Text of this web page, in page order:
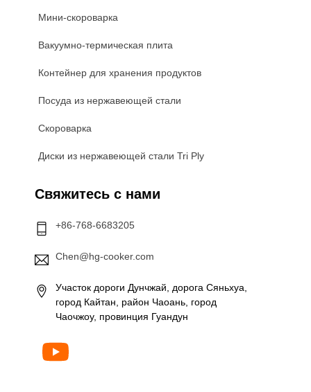
Мини-скороварка
Вакуумно-термическая плита
Контейнер для хранения продуктов
Посуда из нержавеющей стали
Скороварка
Диски из нержавеющей стали Tri Ply
Свяжитесь с нами
+86-768-6683205
Chen@hg-cooker.com
Участок дороги Дунчжай, дорога Сяньхуа,
город Кайтан, район Чаоань, город
Чаочжоу, провинция Гуандун